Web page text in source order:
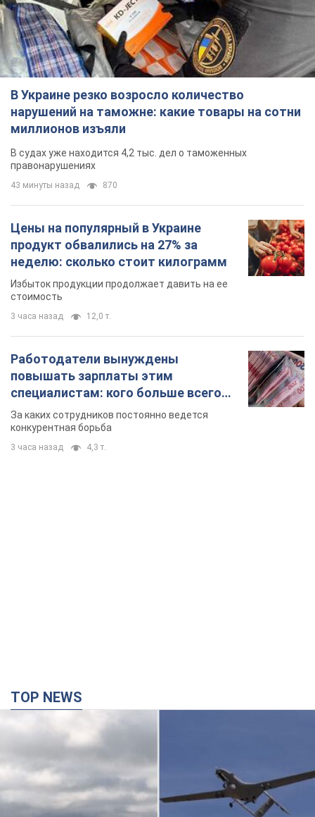
В Украине резко возросло количество
нарушений на таможне: какие товары на сотни
миллионов изъяли
В судах уже находится 4,2 тыс. дел о таможенных
правонарушениях
43 минуты назад 870
Цены на популярный в Украине
продукт обвалились на 27% за
неделю: сколько стоит килограмм
Избыток продукции продолжает давить на ее
стоимость
3 часа назад 12,0 т.
Работодатели вынуждены
повышать зарплаты этим
специалистам: кого больше всего
не хватает на рынке труда
За каких сотрудников постоянно ведется
конкурентная борьба
3 часа назад 4,3 т.
TOP NEWS